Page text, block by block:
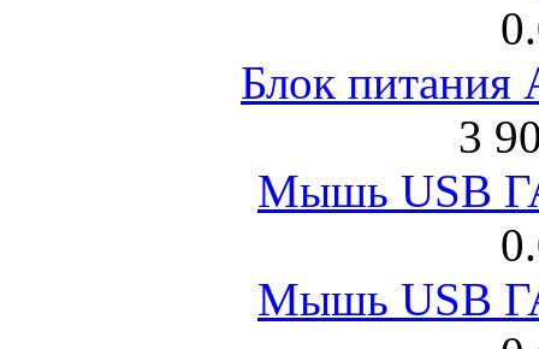
Блок питания
3
Мышь USB
Мышь USB